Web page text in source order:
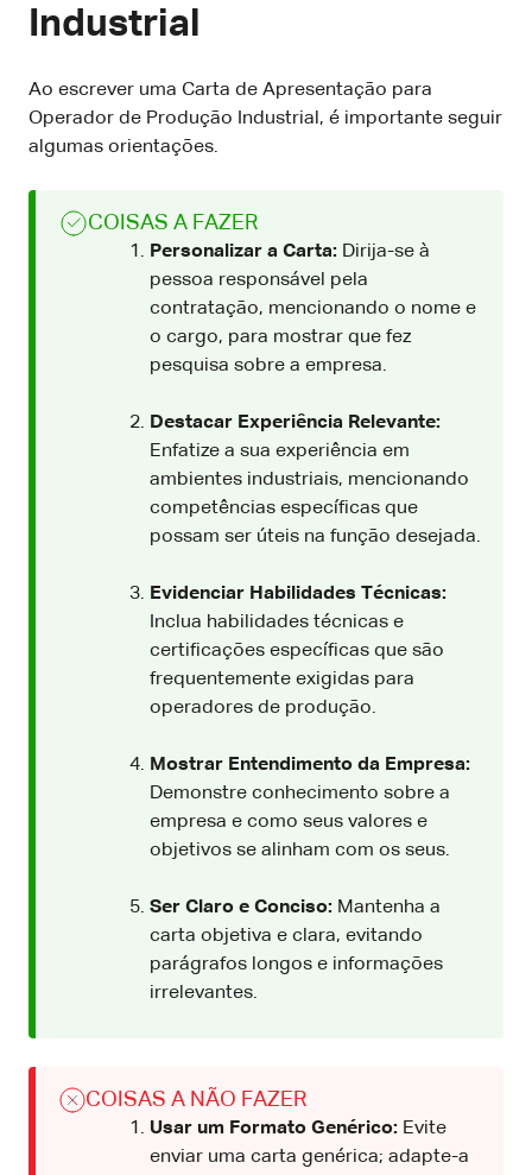
Industrial
Ao escrever uma Carta de Apresentação para
Operador de Produção Industrial, é importante seguir
algumas orientações.
COISAS A FAZER
Personalizar a Carta: Dirija-se à
pessoa responsável pela
contratação, mencionando o nome e
o cargo, para mostrar que fez
pesquisa sobre a empresa.
Destacar Experiência Relevante:
Enfatize a sua experiência em
ambientes industriais, mencionando
competências específicas que
possam ser úteis na função desejada.
Evidenciar Habilidades Técnicas:
Inclua habilidades técnicas e
certificações específicas que são
frequentemente exigidas para
operadores de produção.
Mostrar Entendimento da Empresa:
Demonstre conhecimento sobre a
empresa e como seus valores e
objetivos se alinham com os seus.
Ser Claro e Conciso: Mantenha a
carta objetiva e clara, evitando
parágrafos longos e informações
irrelevantes.
COISAS A NÃO FAZER
Usar um Formato Genérico: Evite
enviar uma carta genérica; adapte-a